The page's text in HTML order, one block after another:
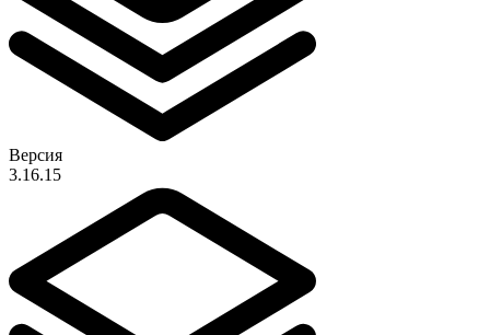
Версия
3.16.15